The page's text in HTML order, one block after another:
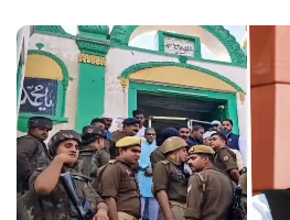
अहिल्या बाई होल्कर आदि की मूर्तियों पर
लिए हमने 407 करोड़ रुपये का प्रावधान
इसके लिए समाजवादी पार्टी ने सदन की
लगातार व्यवधान पैदा करने का प्रयास किया.